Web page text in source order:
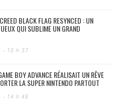
BLACK FLAG RESYNCED : UN
QUI SUBLIME UN GRAND
- 10 h 37
BOY ADVANCE RÉALISAIT UN RÊVE
LA SUPER NINTENDO PARTOUT
- 14 h 48